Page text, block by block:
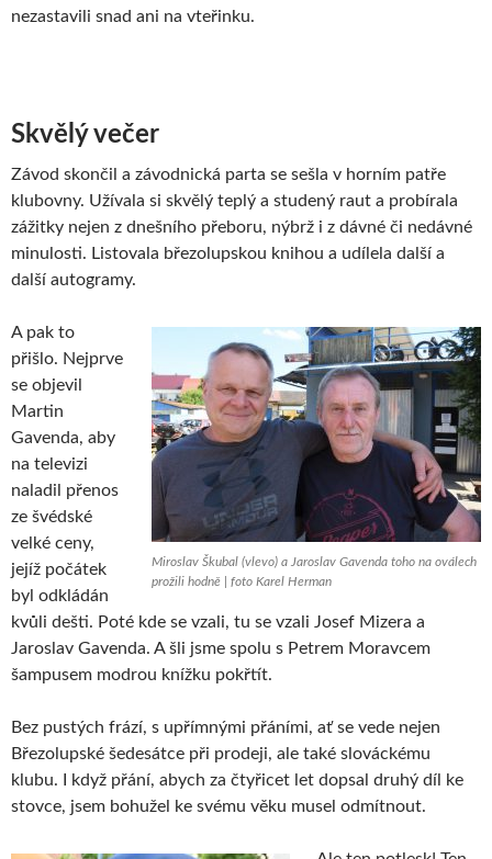
nezastavili snad ani na vteřinku.
Skvělý večer
Závod skončil a závodnická parta se sešla v horním patře
klubovny. Užívala si skvělý teplý a studený raut a probírala
zážitky nejen z dnešního přeboru, nýbrž i z dávné či nedávné
minulosti. Listovala březolupskou knihou a udílela další a
další autogramy.
Miroslav Škubal (vlevo) a Jaroslav Gavenda toho na oválech
prožili hodně | foto Karel Herman
A pak to
přišlo. Nejprve
se objevil
Martin
Gavenda, aby
na televizi
naladil přenos
ze švédské
velké ceny,
jejíž počátek
byl odkládán
kvůli dešti. Poté kde se vzali, tu se vzali Josef Mizera a
Jaroslav Gavenda. A šli jsme spolu s Petrem Moravcem
šampusem modrou knížku pokřtít.
Bez pustých frází, s upřímnými přáními, ať se vede nejen
Březolupské šedesátce při prodeji, ale také slováckému
klubu. I když přání, abych za čtyřicet let dopsal druhý díl ke
stovce, jsem bohužel ke svému věku musel odmítnout.